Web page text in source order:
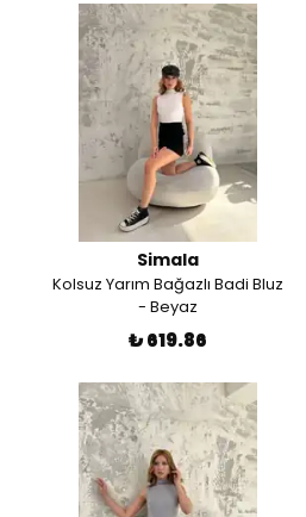
Simala
Kolsuz Yarım Bağazlı Badi Bluz
- Beyaz
₺ 619.86